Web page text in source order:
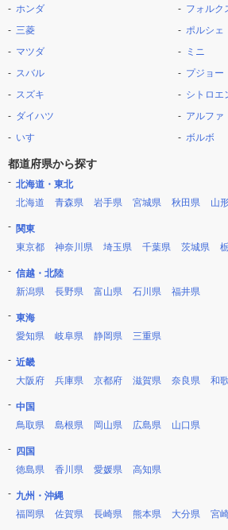
ホンダ
三菱
マツダ
スバル
スズキ
ダイハツ
いすゞ
フォルク
ポルシェ
ミニ
プジョー
シトロエ
アルフ
ボルボ
都道府県から探す
北海道・東北
北海道
青森県 岩手県 宮城県 秋田県 山
関東
東京都
神奈川県 埼玉県 千葉県 茨城県
信越・北陸
新潟県
長野県 富山県 石川県 福井県
東海
愛知県
岐阜県 静岡県 三重県
近畿
大阪府
兵庫県 京都府 滋賀県 奈良県 和
中国
鳥取県
島根県 岡山県 広島県 山口県
四国
徳島県
香川県 愛媛県 高知県
九州・沖縄
福岡県
佐賀県 長崎県 熊本県 大分県 宮